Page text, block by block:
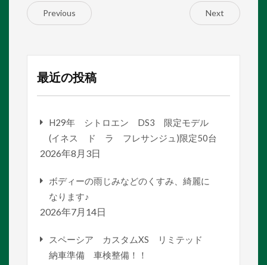
Previous Next
最近の投稿
H29年 シトロエン DS3 限定モデル
(イネス ド ラ フレサンジュ)限定50台
2026年8月3日
ボディーの雨じみなどのくすみ、綺麗に
なります♪
2026年7月14日
スペーシア カスタムXS リミテッド
納車準備 車検整備！！